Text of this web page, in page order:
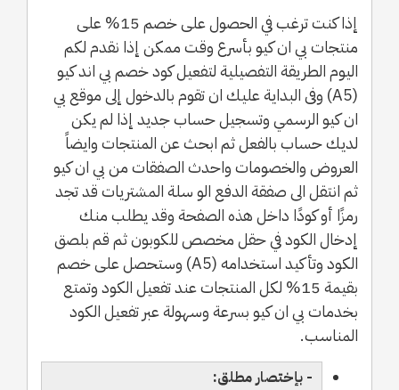
إذا كنت ترغب في الحصول على خصم 15% على
منتجات بي ان كيو بأسرع وقت ممكن إذا نقدم لكم
اليوم الطريقة التفصيلية لتفعيل كود خصم بي اند كيو
(A5) وفى البداية عليك ان تقوم بالدخول إلى موقع بي
ان كيو الرسمي وتسجيل حساب جديد إذا لم يكن
لديك حساب بالفعل ثم ابحث عن المنتجات وايضاً
العروض والخصومات واحدث الصفقات من بي ان كيو
ثم انتقل الى صفقة الدفع الو سلة المشتريات قد تجد
رمزًا أو كودًا داخل هذه الصفحة وقد يطلب منك
إدخال الكود في حقل مخصص للكوبون ثم قم بلصق
الكود وتأكيد استخدامه (A5) وستحصل على خصم
بقيمة 15% لكل المنتجات عند تفعيل الكود وتمتع
بخدمات بي ان كيو بسرعة وسهولة عبر تفعيل الكود
المناسب.
- بإختصار مطلق: